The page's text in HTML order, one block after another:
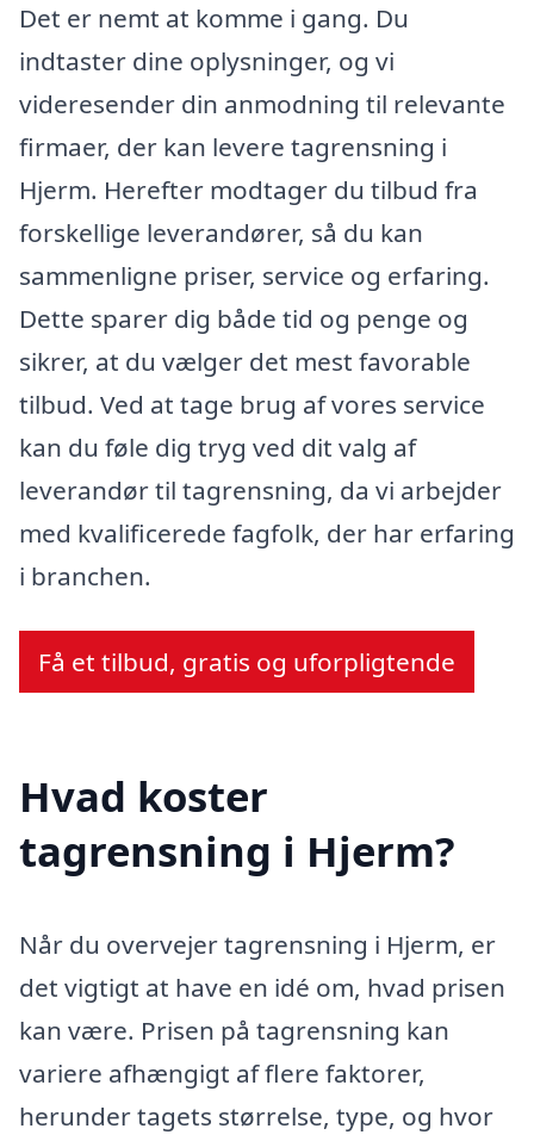
Det er nemt at komme i gang. Du
indtaster dine oplysninger, og vi
videresender din anmodning til relevante
firmaer, der kan levere tagrensning i
Hjerm. Herefter modtager du tilbud fra
forskellige leverandører, så du kan
sammenligne priser, service og erfaring.
Dette sparer dig både tid og penge og
sikrer, at du vælger det mest favorable
tilbud. Ved at tage brug af vores service
kan du føle dig tryg ved dit valg af
leverandør til tagrensning, da vi arbejder
med kvalificerede fagfolk, der har erfaring
i branchen.
Få et tilbud, gratis og uforpligtende
Hvad koster
tagrensning i Hjerm?
Når du overvejer tagrensning i Hjerm, er
det vigtigt at have en idé om, hvad prisen
kan være. Prisen på tagrensning kan
variere afhængigt af flere faktorer,
herunder tagets størrelse, type, og hvor